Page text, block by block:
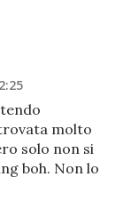
molto
solo non si
boh. Non lo